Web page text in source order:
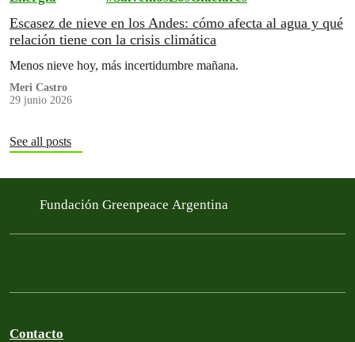
Escasez de nieve en los Andes: cómo afecta al agua y qué
relación tiene con la crisis climática
Menos nieve hoy, más incertidumbre mañana.
Meri Castro
29 junio 2026
See all posts
Fundación Greenpeace Argentina
Contacto